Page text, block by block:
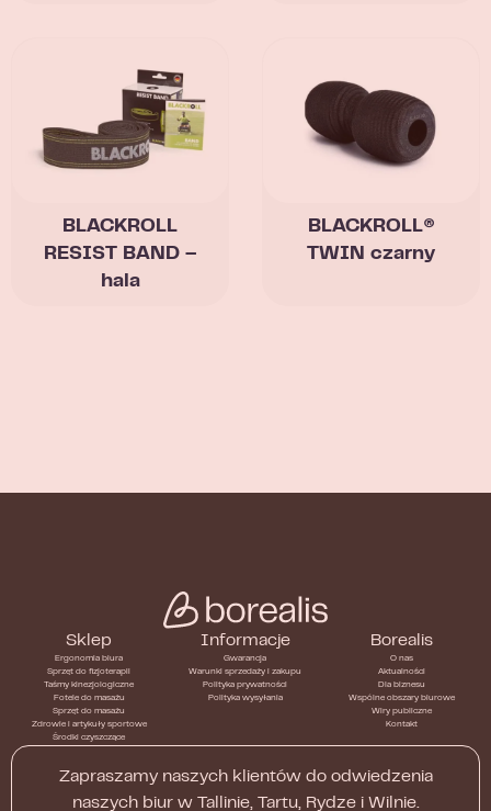
BLACKROLL
RESIST BAND –
hala
BLACKROLL®
TWIN czarny
Sklep
Ergonomia biura
Sprzęt do fizjoterapii
Taśmy kinezjologiczne
Fotele do masażu
Sprzęt do masażu
Zdrowie i artykuły sportowe
Środki czyszczące
Informacje
Gwarancja
Warunki sprzedaży i zakupu
Polityka prywatności
Polityka wysyłania
Borealis
O nas
Aktualności
Dla biznesu
Wspólne obszary biurowe
Wiry publiczne
Kontakt
Zapraszamy naszych klientów do odwiedzenia
naszych biur w Tallinie, Tartu, Rydze i Wilnie.